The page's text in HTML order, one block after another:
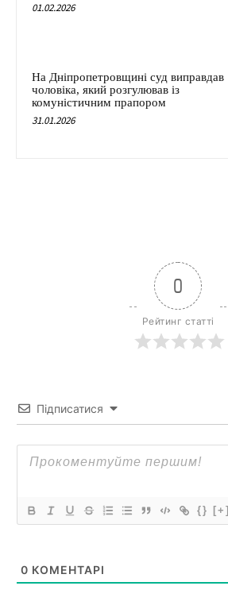
01.02.2026
На Дніпропетровщині суд виправдав
чоловіка, який розгулював із
комуністичним прапором
31.01.2026
0
Рейтинг статті
Підписатися
{} [+]
0 КОМЕНТАРІ